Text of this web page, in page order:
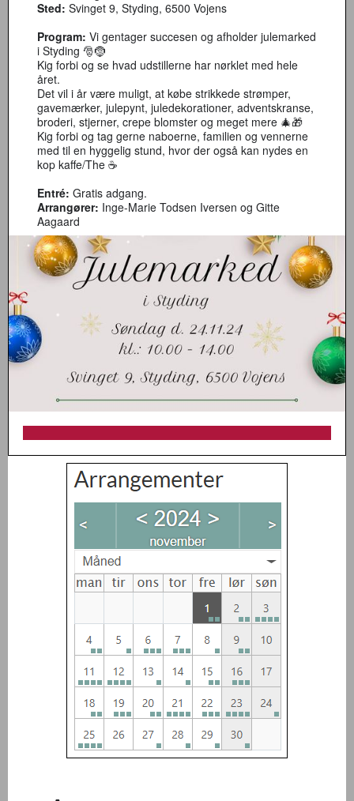
Sted: Svinget 9, Styding, 6500 Vojens
Program: Vi gentager succesen og afholder julemarked
i Styding 🎅🤶
Kig forbi og se hvad udstillerne har nørklet med hele
året.
Det vil i år være muligt, at købe strikkede strømper,
gavemærker, julepynt, juledekorationer, adventskranse,
broderi, stjerner, crepe blomster og meget mere 🎄🎁
Kig forbi og tag gerne naboerne, familien og vennerne
med til en hyggelig stund, hvor der også kan nydes en
kop kaffe/The ☕
Entré: Gratis adgang.
Arrangører: Inge-Marie Todsen Iversen og Gitte
Aagaard